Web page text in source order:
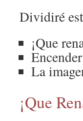
Dividiré
¡Que
La
¡Que